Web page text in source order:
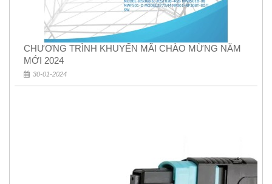
CHƯƠNG TRÌNH KHUYẾN MÃI CHÀO MỪNG NĂM
MỚI 2024
30-01-2024